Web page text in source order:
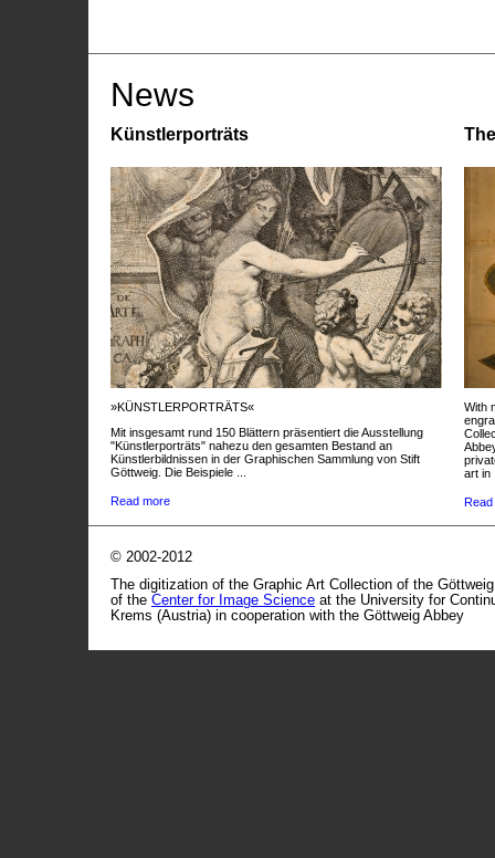
News
Künstlerporträts
»KÜNSTLERPORTRÄTS«
Mit insgesamt rund 150 Blättern präsentiert die Ausstellung
"Künstlerporträts" nahezu den gesamten Bestand an
Künstlerbildnissen in der Graphischen Sammlung von Stift
Göttweig. Die Beispiele ...
Read more
With
art in
© 2002-2012
The digitization of the Graphic Art Collection of the
of the Center for Image Science at the University for
Krems (Austria) in cooperation with the Göttweig Abbey